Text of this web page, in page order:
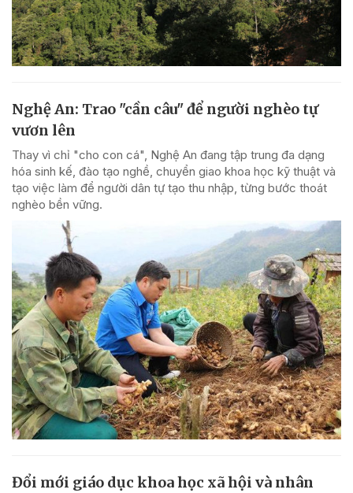
Nghệ An: Trao "cần câu" để người nghèo tự
vươn lên
Thay vì chỉ "cho con cá", Nghệ An đang tập trung đa dạng
hóa sinh kế, đào tạo nghề, chuyển giao khoa học kỹ thuật và
tạo việc làm để người dân tự tạo thu nhập, từng bước thoát
nghèo bền vững.
Đổi mới giáo dục khoa học xã hội và nhân